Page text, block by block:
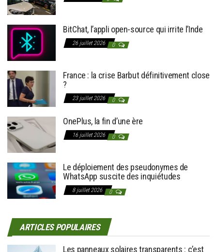
BitChat, l’appli open-source qui irrite l’Inde
26 juillet 2026 0
France : la crise Barbut définitivement close
?
23 juillet 2026 0
OnePlus, la fin d’une ère
16 juillet 2026 0
Le déploiement des pseudonymes de
WhatsApp suscite des inquiétudes
8 juillet 2026 0
ARTICLES POPULAIRES
Les panneaux solaires transparents : c’est